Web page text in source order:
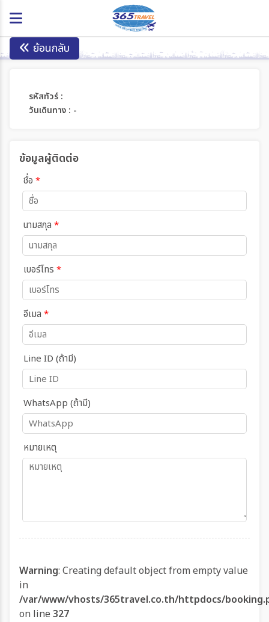
ย้อนกลับ
รหัสทัวร์ :
วันเดินทาง : -
ข้อมูลผู้ติดต่อ
ชื่อ *
นามสกุล *
เบอร์โทร *
อีเมล *
Line ID (ถ้ามี)
WhatsApp (ถ้ามี)
หมายเหตุ
Warning: Creating default object from empty value
in
/var/www/vhosts/365travel.co.th/httpdocs/
on line 327